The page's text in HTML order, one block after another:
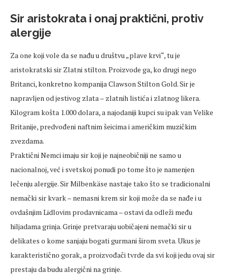
Sir aristokrata i onaj praktični, protiv
alergije
Za one koji vole da se nađu u društvu „plave krvi“, tu je
aristokratski sir Zlatni stilton. Proizvode ga, ko drugi nego
Britanci, konkretno kompanija Clawson Stilton Gold. Sir je
napravljen od jestivog zlata – zlatnih listića i zlatnog likera.
Kilogram košta 1.000 dolara, a najodaniji kupci su ipak van Velike
Britanije, predvođeni naftnim šeicima i američkim muzičkim
zvezdama.
Praktični Nemci imaju sir koji je najneobičniji ne samo u
nacionalnoj, već i svetskoj ponudi po tome što je namenjen
lečenju alergije. Sir Milbenkäse nastaje tako što se tradicionalni
nemački sir kvark – nemasni krem sir koji može da se nađe i u
ovdašnjim Lidlovim prodavnicama – ostavi da odleži među
hiljadama grinja. Grinje pretvaraju uobičajeni nemački sir u
delikates o kome sanjaju bogati gurmani širom sveta. Ukus je
karakteristično gorak, a proizvođači tvrde da svi koji jedu ovaj sir
prestaju da budu alergični na grinje.